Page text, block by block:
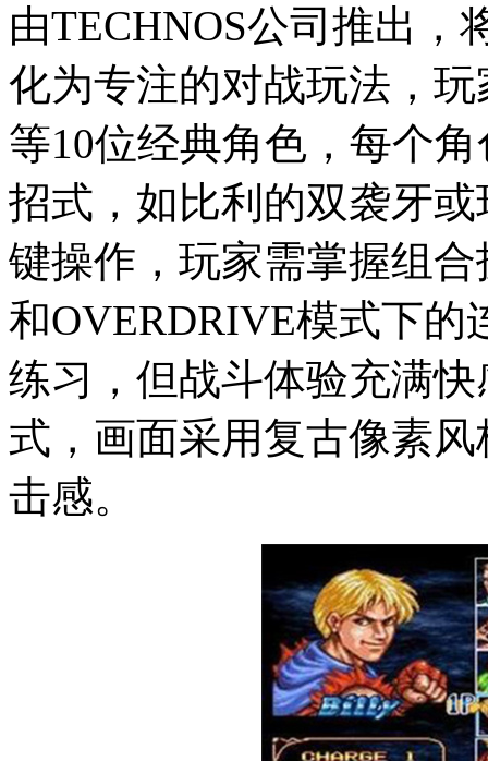
由TECHNOS公司推出，
化为专注的对战玩法，
等10位经典角色，每个
招式，如比利的双袭牙
键操作，玩家需掌握组
和OVERDRIVE模式下
练习，但战斗体验充满
式，画面采用复古像素
击感。